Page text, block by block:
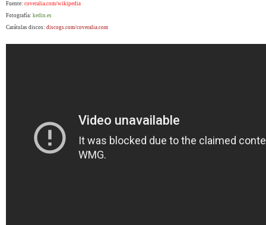
Fuente: coveralia.com/wikipedia
Fotografía: kedin.es
Carátulas discos: discogs.com/coveralia.com